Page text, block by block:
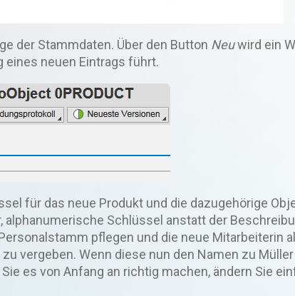
der Stammdaten. Über den Button Neuwird ein
eines neuen Eintrags führt.
für das neue Produkt und die dazugehörige
Schlüssel anstatt der
pflegen und die neue Mitarbeiterin
vergeben. Wenn diese nun den Namen zu
es von Anfang an richtig machen, ändern Sie